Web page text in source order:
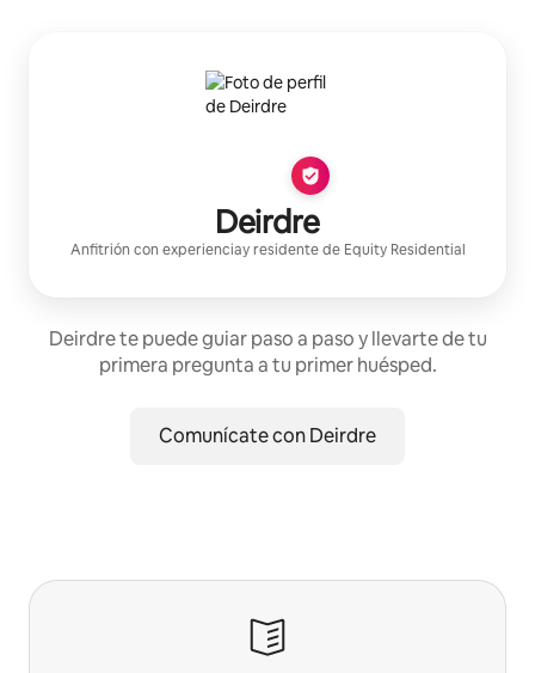
Deirdre
Anfitrión con experienciay residente de Equity Residential
Deirdre te puede guiar paso a paso y llevarte de tu
primera pregunta a tu primer huésped.
Comunícate con Deirdre